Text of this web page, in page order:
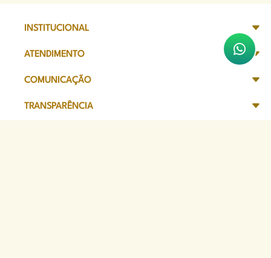
INSTITUCIONAL
ATENDIMENTO
COMUNICAÇÃO
TRANSPARÊNCIA